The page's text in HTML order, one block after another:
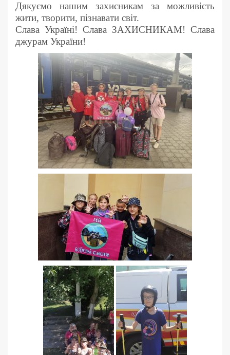
Дякуємо нашим захисникам за можливість
жити, творити, пізнавати світ.
Слава Україні! Слава ЗАХИСНИКАМ! Слава
джурам України!